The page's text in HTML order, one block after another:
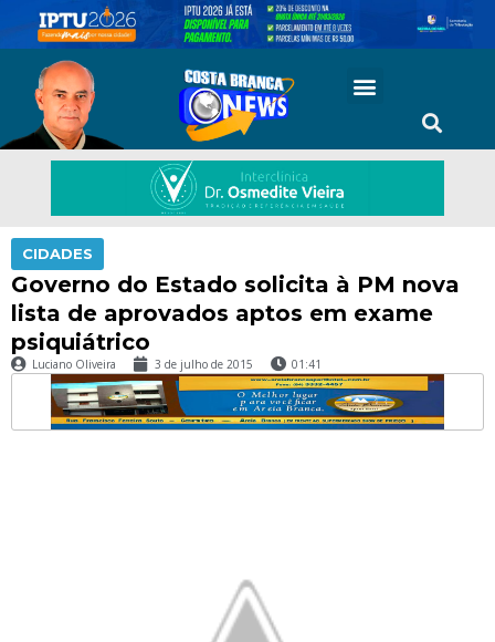
CIDADES
Governo do Estado solicita à PM nova
lista de aprovados aptos em exame
psiquiátrico
Luciano Oliveira 3 de julho de 2015 01:41